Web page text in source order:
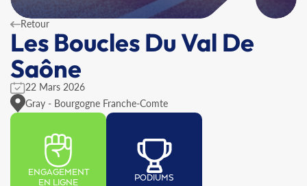
Retour
Les Boucles Du Val De
Saône
22 Mars 2026
Gray - Bourgogne Franche-Comte
ENGAGEMENT
EN LIGNE
PODIUMS